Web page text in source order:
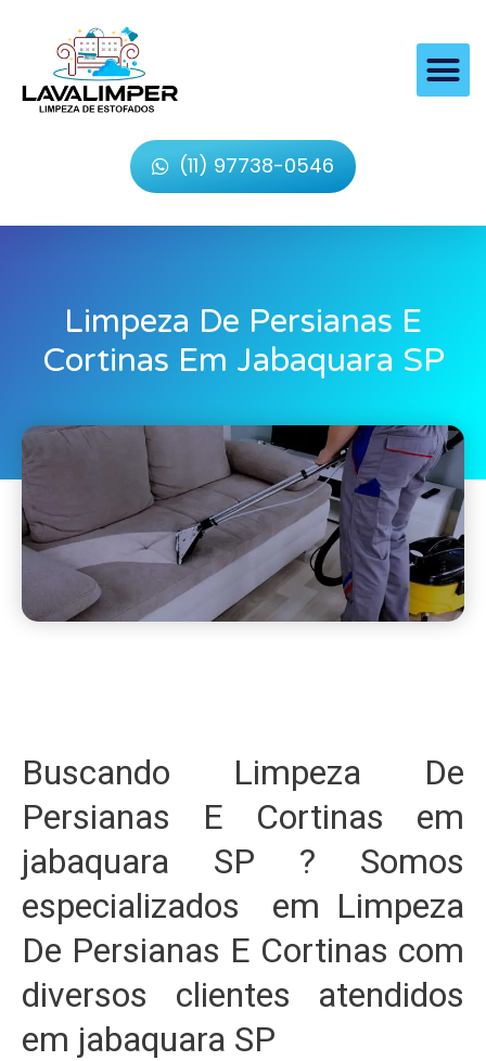
(11) 97738-0546
Limpeza De Persianas E
Cortinas Em Jabaquara SP
Buscando Limpeza De
Persianas E Cortinas em
jabaquara SP ? Somos
especializados em Limpeza
De Persianas E Cortinas com
diversos clientes atendidos
em jabaquara SP